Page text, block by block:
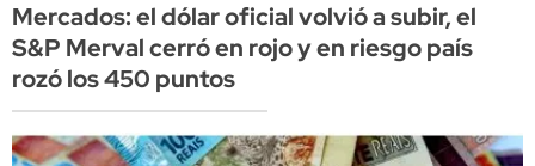
Mercados: el dólar oficial volvió a subir, el
S&P Merval cerró en rojo y en riesgo país
rozó los 450 puntos